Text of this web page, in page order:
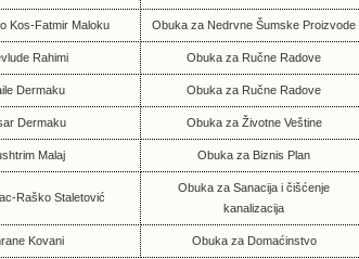
Kos-Fatmir Maloku Obuka za Nedrvne Šumske Proizvode
Rahimi Obuka za Ručne Radove
Dermaku Obuka za Ručne Radove
Dermaku Obuka za Životne Veštine
Malaj Obuka za Biznis Plan
Raško Staletović
Obuka za Sanacija i čišćenje
kanalizacija
Kovani Obuka za Domaćinstvo